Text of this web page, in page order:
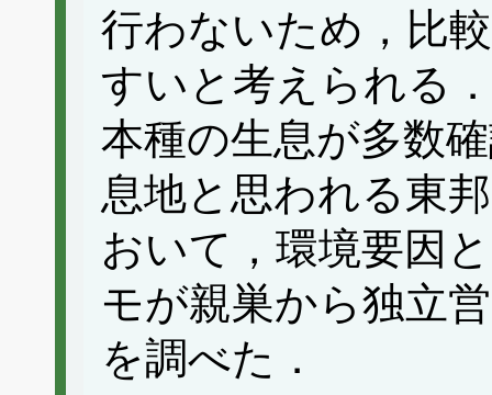
行わないため，比
すいと考えられる
本種の生息が多数
息地と思われる東
おいて，環境要因
モが親巣から独立
を調べた．